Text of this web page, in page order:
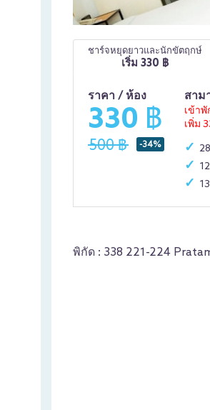
ชาร์จหยุดยาวและนักขัตฤกษ์
เริ่ม 330 ฿
ราคา / ห้อง
330 ฿
500 ฿ -34%
สาม
เข้า
เพิ่ม
พิกัด : 338 221-224